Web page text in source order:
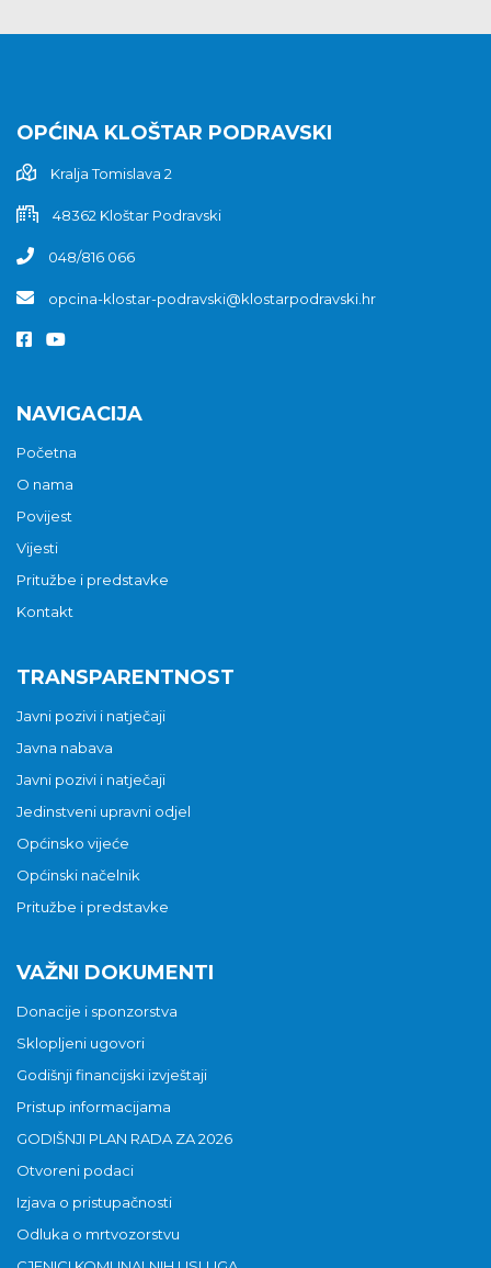
OPĆINA KLOŠTAR PODRAVSKI
Kralja Tomislava 2
48362 Kloštar Podravski
048/816 066
opcina-klostar-podravski@klostarpodravski.hr
NAVIGACIJA
Početna
O nama
Povijest
Vijesti
Pritužbe i predstavke
Kontakt
TRANSPARENTNOST
Javni pozivi i natječaji
Javna nabava
Javni pozivi i natječaji
Jedinstveni upravni odjel
Općinsko vijeće
Općinski načelnik
Pritužbe i predstavke
VAŽNI DOKUMENTI
Donacije i sponzorstva
Sklopljeni ugovori
Godišnji financijski izvještaji
Pristup informacijama
GODIŠNJI PLAN RADA ZA 2026
Otvoreni podaci
Izjava o pristupačnosti
Odluka o mrtvozorstvu